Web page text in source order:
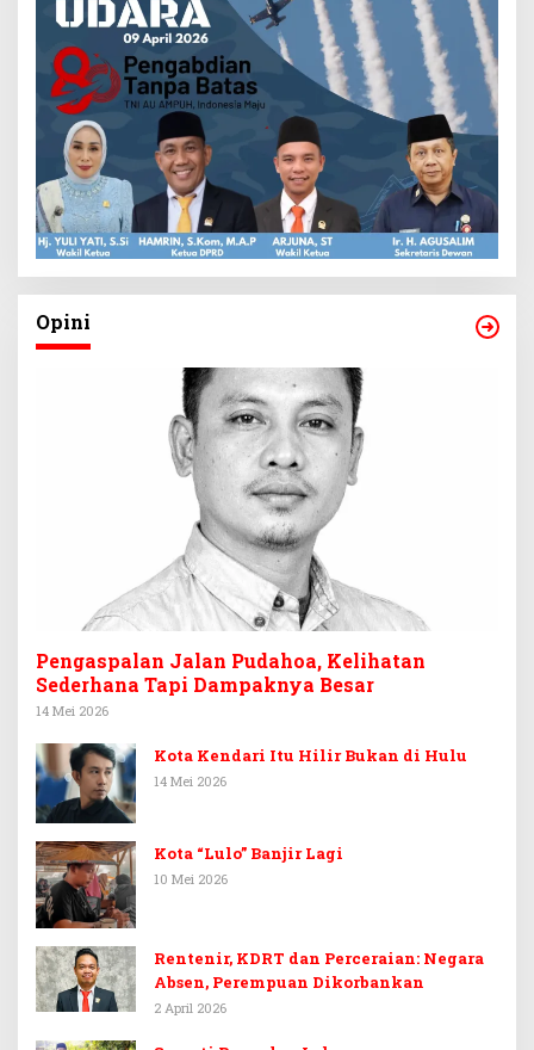
Opini
Pengaspalan Jalan Pudahoa, Kelihatan
Sederhana Tapi Dampaknya Besar
14 Mei 2026
Kota Kendari Itu Hilir Bukan di Hulu
14 Mei 2026
Kota “Lulo” Banjir Lagi
10 Mei 2026
Rentenir, KDRT dan Perceraian: Negara
Absen, Perempuan Dikorbankan
2 April 2026